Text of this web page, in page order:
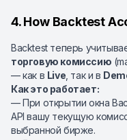
4. How Backtest
Backtest теперь
торговую комиссию
— как в Live , так и в
Как это работает:
— При открытии окна
API вашу текущую
выбранной бирже.